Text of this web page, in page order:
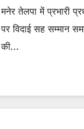
मनेर तेलपा में प्रभारी
पर विदाई सह सम्मान
की…